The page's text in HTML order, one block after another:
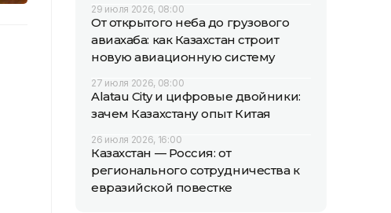
29 июля 2026, 08:00
От открытого неба до грузового
авиахаба: как Казахстан строит
новую авиационную систему
27 июля 2026, 08:00
Alatau City и цифровые двойники:
зачем Казахстану опыт Китая
26 июля 2026, 16:00
Казахстан — Россия: от
регионального сотрудничества к
евразийской повестке